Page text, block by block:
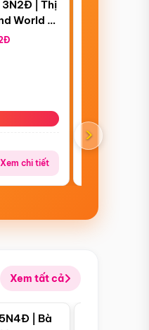
3N2Đ | Thị
World -
Xem chi tiết
›
Xem tất cả
Điểm nổi bật
| Bà